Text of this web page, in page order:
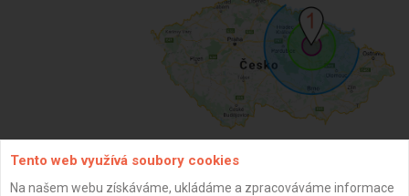
ZPĚT
Tento web využívá soubory cookies
Na našem webu získáváme, ukládáme a zpracováváme informace